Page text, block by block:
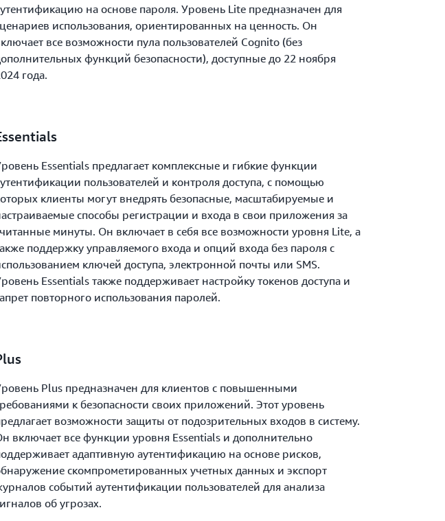
на основе пароля. Уровень Lite предназначен для
использования, ориентированных на ценность. Он
все возможности пула пользователей Cognito (без
функций безопасности), доступные до 22 ноября
года.
Essentials предлагает комплексные и гибкие функции
пользователей и контроля доступа, с помощью
клиенты могут внедрять безопасные, масштабируемые и
способы регистрации и входа в свои приложения за
минуты. Он включает в себя все возможности уровня Lite, а
поддержку управляемого входа и опций входа без пароля с
ключей доступа, электронной почты или SMS.
Essentials также поддерживает настройку токенов доступа и
повторного использования паролей.
Plus предназначен для клиентов с повышенными
к безопасности своих приложений. Этот уровень
возможности защиты от подозрительных входов в систему.
включает все функции уровня Essentials и дополнительно
адаптивную аутентификацию на основе рисков,
скомпрометированных учетных данных и экспорт
событий аутентификации пользователей для анализа
об угрозах.